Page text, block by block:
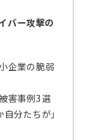
バー攻撃の
企業の脆弱
害事例3選
分たちが」